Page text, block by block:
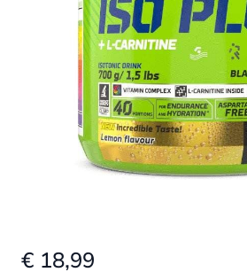
€ 18,99